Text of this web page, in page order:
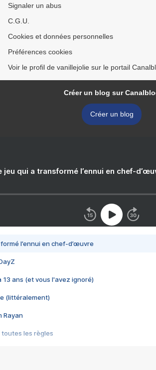
Signaler un abus
C.G.U.
Cookies et données personnelles
Préférences cookies
Voir le profil de vanillejolie sur le portail
Créer un blog sur
Créer un blog
jeu qui a transformé l’ennui en chef-
l’ennui en chef-d’œuvre
13 ans (et vous l'avez ignoré)
(littéralement)
Rayan
toutes les règles